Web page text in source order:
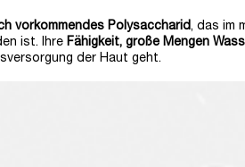
vorkommendes Polysaccharid, das im
ist. Ihre Fähigkeit, große Mengen
der Haut geht.